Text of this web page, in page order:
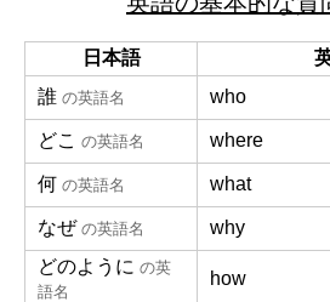
日本語
誰 の英語名 who
どこ の英語名 where
何 の英語名 what
なぜ の英語名
why
どのように の英
語名
how